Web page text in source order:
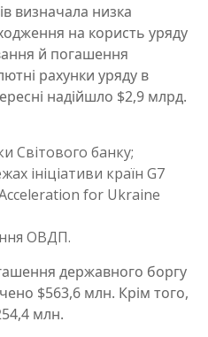
визначала низка
на користь уряду
й погашення
рахунки уряду в
надійшло $2,9 млрд.
Світового банку;
ініціативи країн G7
for Ukraine
ОВДП.
державного боргу
$563,6 млн. Крім того,
млн.